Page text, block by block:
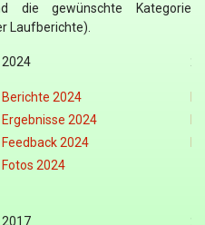
die gewünschte Kategorie
Laufberichte).
2024
Berichte 2024
Ergebnisse 2024
Feedback 2024
Fotos 2024
2017